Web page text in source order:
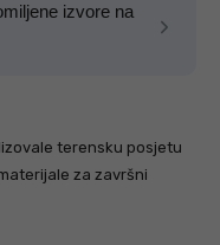
izvore na
terensku posjetu
za završni